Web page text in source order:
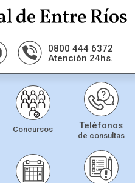
0800 444 6372
Atención 24hs.
Concursos Teléfonos
de consultas